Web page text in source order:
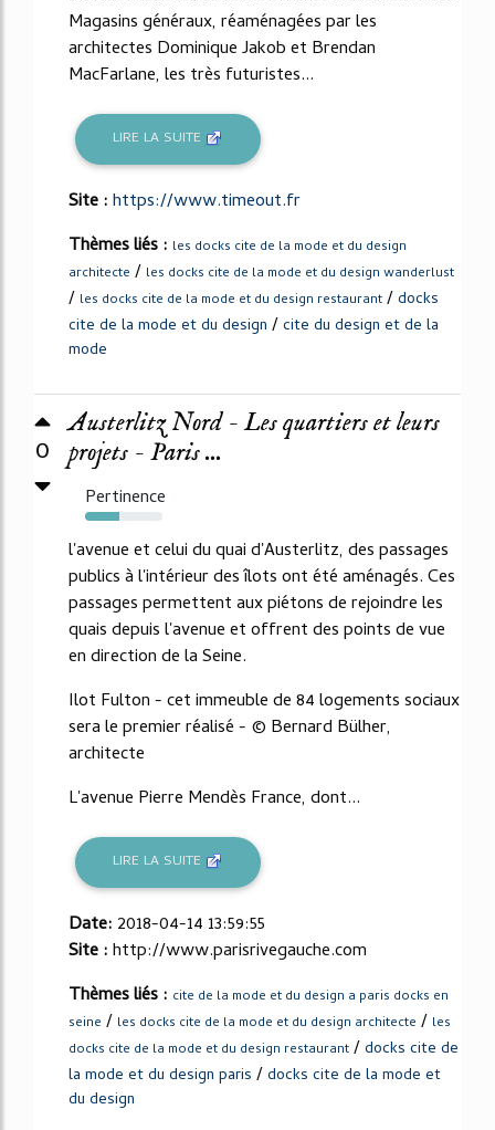
Magasins généraux, réaménagées par les
architectes Dominique Jakob et Brendan
MacFarlane, les très futuristes...
LIRE LA SUITE
Site :https://www.timeout.fr
Thèmes liés : les docks cite de la mode et du design
architecte / les docks cite de la mode et du design wanderlust
/ les docks cite de la mode et du design restaurant /docks
cite de la mode et du design /cite du design et de la
mode
0
Austerlitz Nord - Les quartiers et leurs
projets - Paris ...
Pertinence
44%
l'avenue et celui du quai d'Austerlitz, des passages
publics à l'intérieur des îlots ont été aménagés. Ces
passages permettent aux piétons de rejoindre les
quais depuis l'avenue et offrent des points de vue
en direction de la Seine.
Ilot Fulton - cet immeuble de 84 logements sociaux
sera le premier réalisé - © Bernard Bülher,
architecte
L'avenue Pierre Mendès France, dont...
LIRE LA SUITE
Date: 2018-04-14 13:59:55
Site :http://www.parisrivegauche.com
Thèmes liés : cite de la mode et du design a paris docks en
seine / les docks cite de la mode et du design architecte / les
docks cite de la mode et du design restaurant /docks cite de
la mode et du design paris /docks cite de la mode et
du design